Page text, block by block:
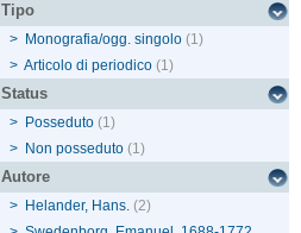
Tipo
> Monografia/ogg. singolo (1)
> Articolo di periodico (1)
Status
> Posseduto (1)
> Non posseduto (1)
Autore
> Helander, Hans. (2)